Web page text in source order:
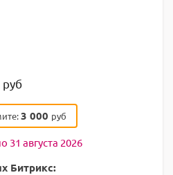
руб
3 000 руб
31 августа 2026
Битрикс: